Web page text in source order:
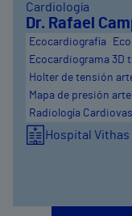
Cardiología
Dr. Rafael
Ecocardiografía
Ecocardiograma 3D
Holter de tensión
Mapa de presión
Radiología
Hospital